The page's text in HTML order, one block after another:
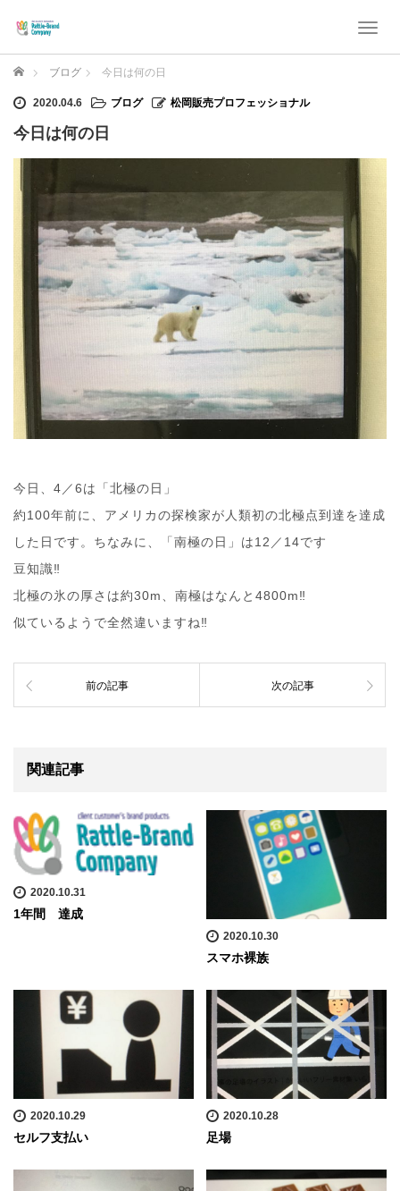
T
ホーム ブログ 今日は何の日
2020.04.6 ブログ 松岡販売プロフェッショナル
今日は何の日
今日、4／6は「北極の日」
約100年前に、アメリカの探検家が人類初の北極点到達を達成
した日です。ちなみに、「南極の日」は12／14です
豆知識‼︎
北極の氷の厚さは約30m、南極はなんと4800m‼︎
似ているようで全然違いますね‼︎
前の記事 次の記事
関連記事
2020.10.31
1年間 達成
2020.10.30
スマホ裸族
2020.10.29
セルフ支払い
2020.10.28
足場